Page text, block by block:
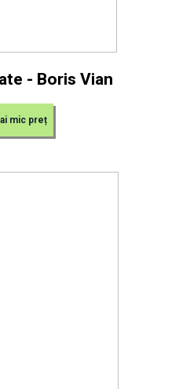
- Boris Vian
mic preț